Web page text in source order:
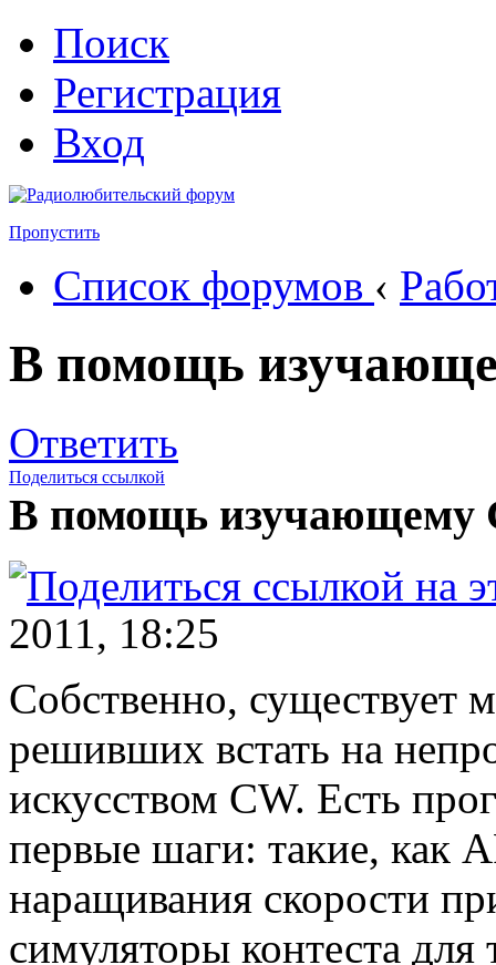
Поиск
Регистрация
Вход
Пропустить
Список форумов ‹
В помощь
Ответить
Поделиться ссылкой
В помощь изучающему
2011, 18:25
Собственно, существует
решивших встать на
искусством CW. Есть
первые шаги: такие, как
наращивания скорости
симуляторы контеста для